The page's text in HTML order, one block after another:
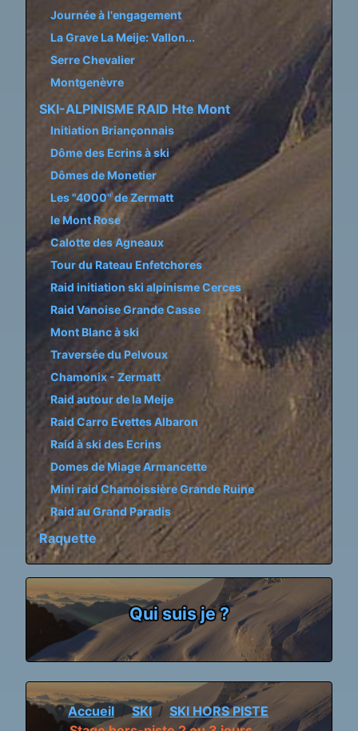
Journée à l'engagement
La Grave La Meije: Vallon...
Serre Chevalier
Montgenèvre
SKI-ALPINISME RAID Hte Mont
Initiation Briançonnais
Dôme des Ecrins à ski
Dômes de Monetier
Les "4000" de Zermatt
le Mont Rose
Calotte des Agneaux
Tour du Rateau Enfetchores
Raid initiation ski alpinisme Cerces
Raid Vanoise Grande Casse
Mont Blanc à ski
Traversée du Pelvoux
Chamonix - Zermatt
Raid autour de la Meije
Raid Carro Evettes Albaron
Raid à ski des Ecrins
Domes de Miage Armancette
Mini raid Chamoissière Grande Ruine
Raid au Grand Paradis
Raquette
Qui suis je ?
Accueil SKI
SKI HORS PISTE